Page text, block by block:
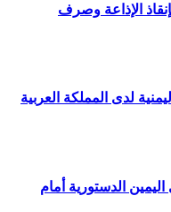
الإذاعة وصرف
لدى المملكة العربية
الدستورية أمام